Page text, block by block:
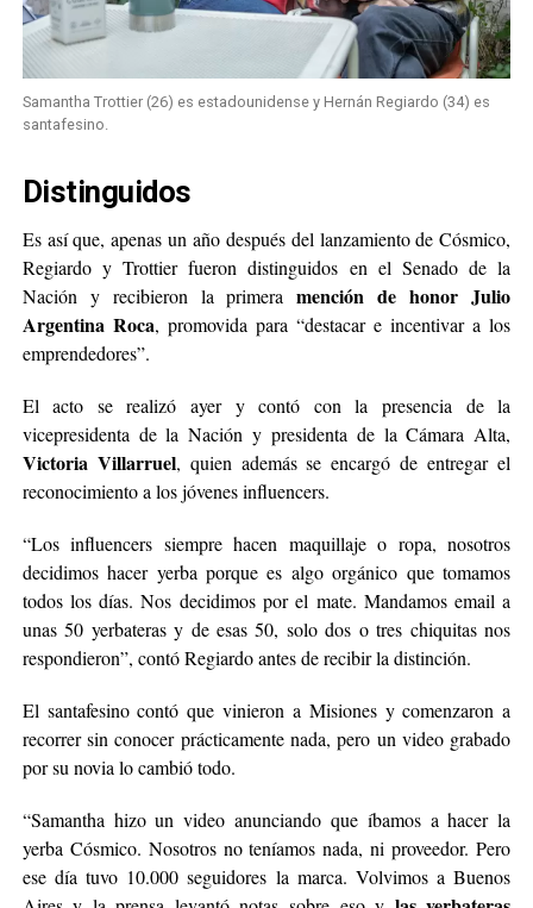
Samantha Trottier (26) es estadounidense y Hernán Regiardo (34) es
santafesino.
Distinguidos
Es así que, apenas un año después del lanzamiento de Cósmico,
Regiardo y Trottier fueron distinguidos en el Senado de la
Nación y recibieron la primera mención de honor Julio
Argentina Roca, promovida para “destacar e incentivar a los
emprendedores”.
El acto se realizó ayer y contó con la presencia de la
vicepresidenta de la Nación y presidenta de la Cámara Alta,
Victoria Villarruel, quien además se encargó de entregar el
reconocimiento a los jóvenes influencers.
“Los influencers siempre hacen maquillaje o ropa, nosotros
decidimos hacer yerba porque es algo orgánico que tomamos
todos los días. Nos decidimos por el mate. Mandamos email a
unas 50 yerbateras y de esas 50, solo dos o tres chiquitas nos
respondieron”, contó Regiardo antes de recibir la distinción.
El santafesino contó que vinieron a Misiones y comenzaron a
recorrer sin conocer prácticamente nada, pero un video grabado
por su novia lo cambió todo.
“Samantha hizo un video anunciando que íbamos a hacer la
yerba Cósmico. Nosotros no teníamos nada, ni proveedor. Pero
ese día tuvo 10.000 seguidores la marca. Volvimos a Buenos